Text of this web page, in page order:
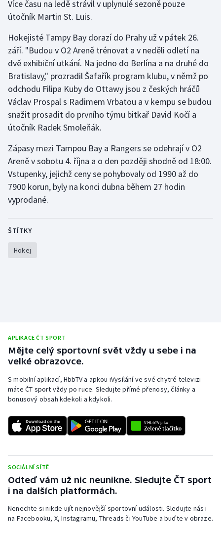
Jezdectví
Krasobruslení
Lezení
Lyže a snowboard
Moderní pětiboj
Motorsport
Olympijské hry
Parasport
Short track
Sportovní střelba
Stolní tenis
Veslování
Vodní slalom
Volejbal
Ostatní
Více času na ledě strávil v uplynulé sezoně pouze
útočník Martin St. Luis.
Hokejisté Tampy Bay dorazí do Prahy už v pátek 26.
září. "Budou v O2 Areně trénovat a v neděli odletí na
dvě exhibiční utkání. Na jedno do Berlína a na druhé do
Bratislavy," prozradil Šafařík program klubu, v němž po
odchodu Filipa Kuby do Ottawy jsou z českých hráčů
Václav Prospal s Radimem Vrbatou a v kempu se budou
snažit prosadit do prvního týmu bitkař David Kočí a
útočník Radek Smoleňák.
Zápasy mezi Tampou Bay a Rangers se odehrají v O2
Areně v sobotu 4. října a o den později shodně od 18:00.
Vstupenky, jejichž ceny se pohybovaly od 1990 až do
7900 korun, byly na konci dubna během 27 hodin
vyprodané.
ŠTÍTKY
Hokej
APLIKACE ČT SPORT
Mějte celý sportovní svět vždy u sebe i na
velké obrazovce.
S mobilní aplikací, HbbTV a apkou iVysílání ve své chytré televizi
máte ČT sport vždy po ruce. Sledujte přímé přenosy, články a
bonusový obsah kdekoli a kdykoli.
SOCIÁLNÍ SÍTĚ
Odteď vám už nic neunikne. Sledujte ČT sport
i na dalších platformách.
Nenechte si nikde ujít nejnovější sportovní události. Sledujte nás i
na Facebooku, X, Instagramu, Threads či YouTube a buďte v obraze.